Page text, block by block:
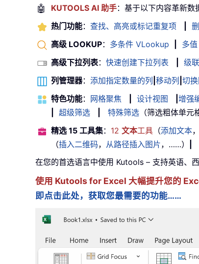
🤖 KUTOOLS AI 助手：基于以下内容革新数
热门功能： 查找、高亮或标记重复项
高级 LOOKUP： 多条件 VLookup 多
高级下拉列表： 快速创建下拉列表 级
列管理器： 添加指定数量的列 移动列 切
特色功能： 网格聚焦 设计视图 增强
超级筛选 特殊筛选 （筛选粗体单
精选 15 工具集： 12 文本工具 （添加文本，
（插入二维码， 从路径插入图片，……）
在您的首选语言中使用 Kutools – 支持英语、
使用 Kutools for Excel 大幅提升您的
即点击此处，获取您最需要的功能……